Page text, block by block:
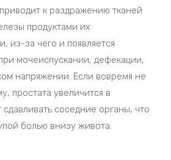
к раздражению тканей
продуктами их
из-за чего и появляется
мочеиспускании, дефекации,
напряжении. Если вовремя не
простата увеличится в
соседние органы, что
болью внизу живота.